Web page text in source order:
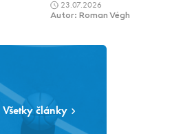
23.07.2026
Autor: Roman Végh
Všetky články